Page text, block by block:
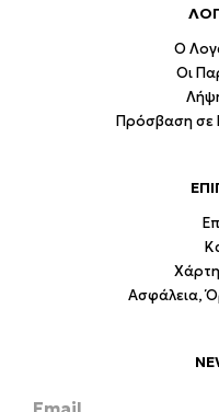
Ο
Οι
Πρόσβαση σε
Ασφάλεια,